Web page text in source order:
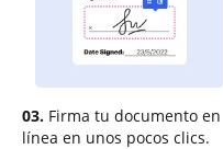
03. Firma tu documento en
línea en unos pocos clics.